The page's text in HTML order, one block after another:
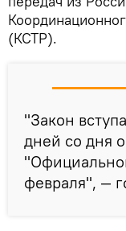
(КСТР).
"Закон
дней со дня
февраля", —